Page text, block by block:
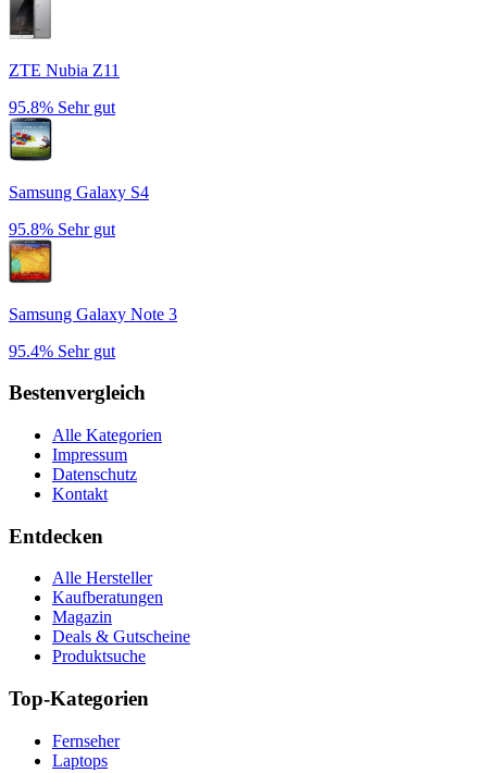
ZTE Nubia Z11
95.8% Sehr gut
Samsung Galaxy S4
95.8% Sehr gut
Samsung Galaxy Note 3
95.4% Sehr gut
Bestenvergleich
Alle Kategorien
Impressum
Datenschutz
Kontakt
Entdecken
Alle Hersteller
Kaufberatungen
Magazin
Deals & Gutscheine
Produktsuche
Top-Kategorien
Fernseher
Laptops